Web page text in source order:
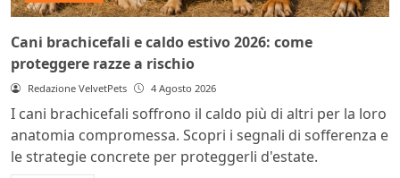
Cani brachicefali e caldo estivo 2026: come
proteggere razze a rischio
Redazione VelvetPets 4 Agosto 2026
I cani brachicefali soffrono il caldo più di altri per la loro
anatomia compromessa. Scopri i segnali di sofferenza e
le strategie concrete per proteggerli d'estate.